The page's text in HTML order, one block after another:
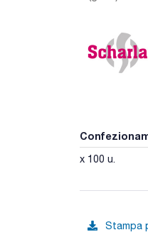
x 100 u.
Stampa